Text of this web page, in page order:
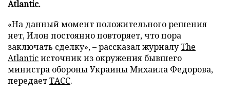
Atlantic.
«На данный момент положительного решения
нет, Илон постоянно повторяет, что пора
заключать сделку», – рассказал журналуThe
Atlanticисточник из окружения бывшего
министра обороны Украины Михаила Федорова,
передаетТАСС.